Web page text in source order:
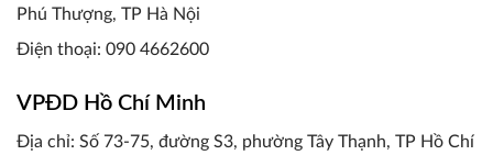
Phú Thượng, TP Hà Nội
Điện thoại: 090 4662600
VPĐD Hồ Chí Minh
Địa chỉ: Số 73-75, đường S3, phường Tây Thạnh, TP Hồ Chí